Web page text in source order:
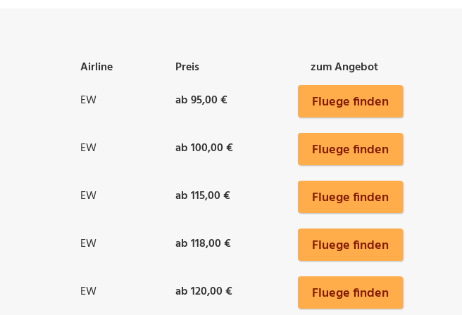
Airline Preis
zum Angebot
EW ab 95,00 € Fluege finden
EW ab 100,00 € Fluege finden
EW ab 115,00 € Fluege finden
EW ab 118,00 € Fluege finden
EW ab 120,00 € Fluege finden